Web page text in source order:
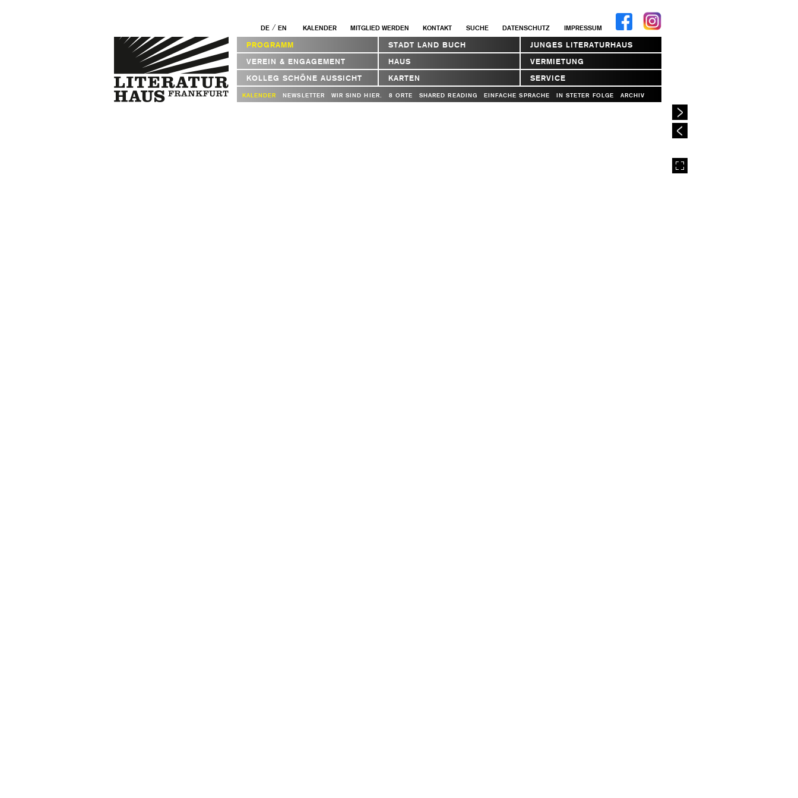
DE /EN KALENDER MITGLIED WERDEN KONTAKT SUCHE DATENSCHUTZ IMPRESSUM
PROGRAMM STADT LAND BUCH
JUNGES LITERATURHAUS
VEREIN & ENGAGEMENT
HAUS
VERMIETUNG
KOLLEG SCHÖNE AUSSICHT
KARTEN SERVICE
KALENDER NEWSLETTER WIR SIND HIER. 8 ORTE SHARED READING EINFACHE SPRACHE IN STETER FOLGE ARCHIV